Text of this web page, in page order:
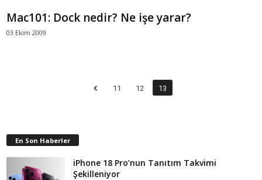
Mac101: Dock nedir? Ne işe yarar?
03 Ekim 2009
11 12 13
En Son Haberler
iPhone 18 Pro’nun Tanıtım Takvimi
Şekilleniyor